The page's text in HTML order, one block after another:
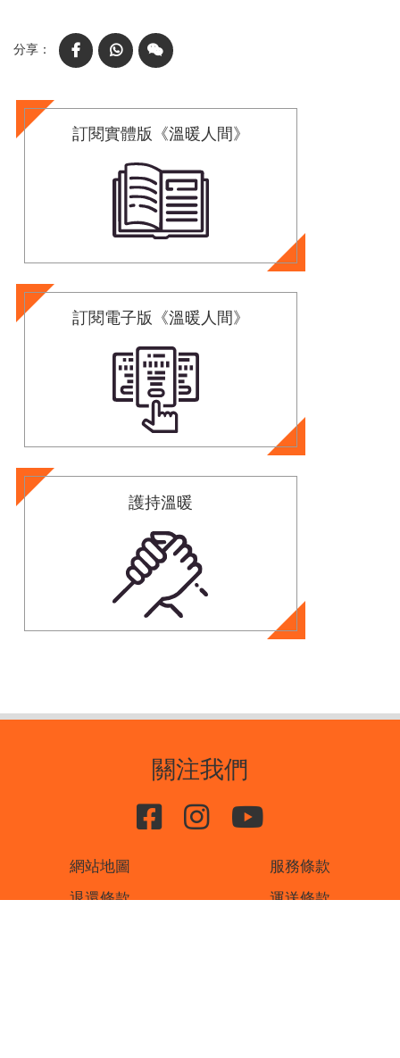
FacebookWhatsAppWeChat
訂閱實體版《溫暖人間》
訂閱電子版《溫暖人間》
護持溫暖
關注我們
網站地圖
服務條款
退還條款
運送條款